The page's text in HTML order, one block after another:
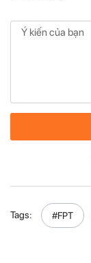
Tags: #FPT